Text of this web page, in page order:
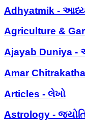
Adhyatmik -
Agriculture &
Ajayab Duniya -
Amar
Articles - લેખો
Astrology -